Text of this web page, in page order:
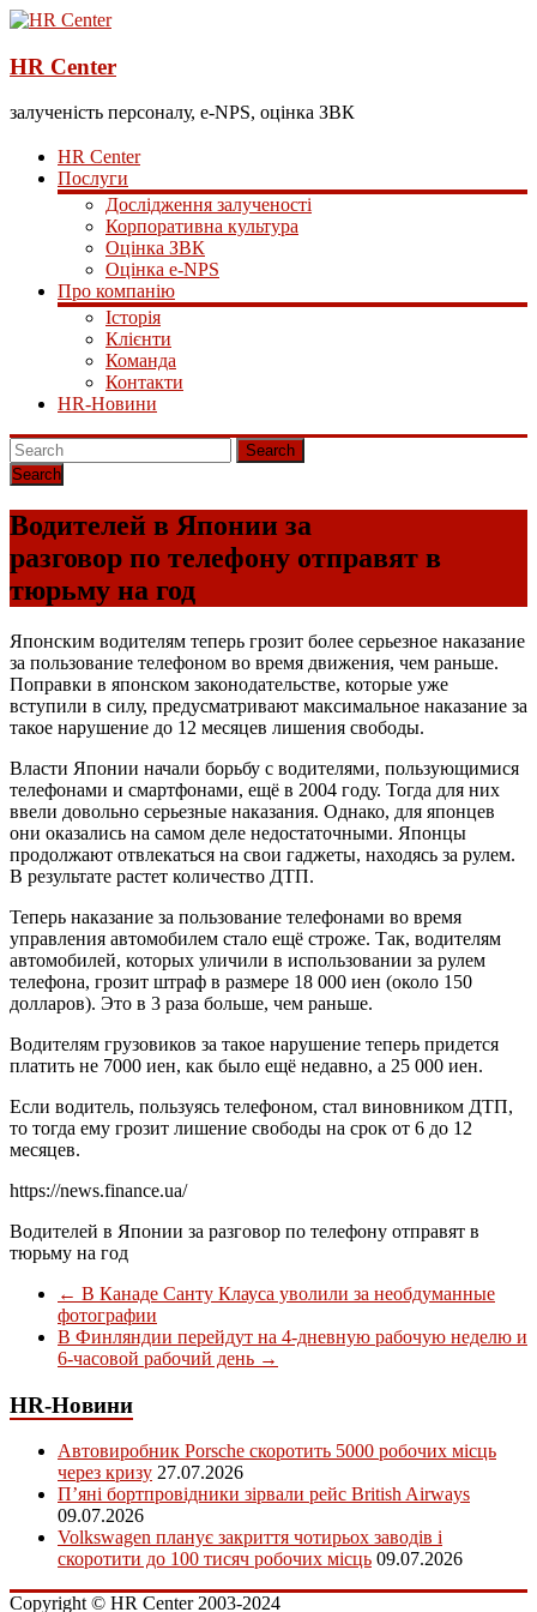
HR Center
залученість персоналу, e-NPS, оцінка ЗВК
HR Center
Послуги
Дослідження залученості
Корпоративна культура
Оцінка ЗВК
Оцінка e-NPS
Про компанію
Історія
Клієнти
Команда
Контакти
HR-Новини
Search
Водителей в Японии за
разговор по телефону отправят в
тюрьму на год
Японским водителям теперь грозит более серьезное наказание
за пользование телефоном во время движения, чем раньше.
Поправки в японском законодательстве, которые уже
вступили в силу, предусматривают максимальное наказание за
такое нарушение до 12 месяцев лишения свободы.
Власти Японии начали борьбу c водителями, пользующимися
телефонами и смартфонами, ещё в 2004 году. Тогда для них
ввели довольно серьезные наказания. Однако, для японцев
они оказались на самом деле недостаточными. Японцы
продолжают отвлекаться на свои гаджеты, находясь за рулем.
В результате растет количество ДТП.
Теперь наказание за пользование телефонами во время
управления автомобилем стало ещё строже. Так, водителям
автомобилей, которых уличили в использовании за рулем
телефона, грозит штраф в размере 18 000 иен (около 150
долларов). Это в 3 раза больше, чем раньше.
Водителям грузовиков за такое нарушение теперь придется
платить не 7000 иен, как было ещё недавно, а 25 000 иен.
Если водитель, пользуясь телефоном, стал виновником ДТП,
то тогда ему грозит лишение свободы на срок от 6 до 12
месяцев.
https://news.finance.ua/
Водителей в Японии за разговор по телефону отправят в
тюрьму на год
← В Канаде Санту Клауса уволили за необдуманные
фотографии
В Финляндии перейдут на 4-дневную рабочую неделю и
6-часовой рабочий день →
HR-Новини
Автовиробник Porsche скоротить 5000 робочих місць
через кризу 27.07.2026
П’яні бортпровідники зірвали рейс British Airways
09.07.2026
Volkswagen планує закриття чотирьох заводів і
скоротити до 100 тисяч робочих місць 09.07.2026
Copyright © HR Center 2003-2024